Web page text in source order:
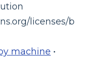
licenses/b
machine •